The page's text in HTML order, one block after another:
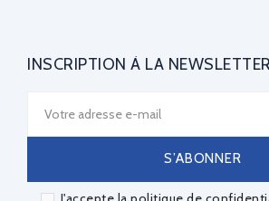
INSCRIPTION À LA NEWSLETTER